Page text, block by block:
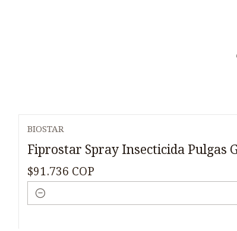
BIOSTAR
Fiprostar Spray Insecticida Pulgas
$91.736 COP
Cantidad